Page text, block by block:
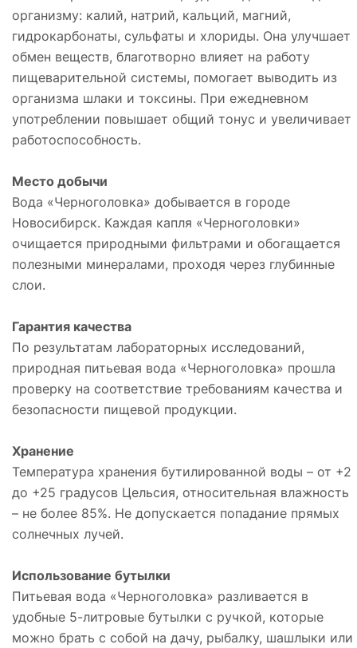
организму: калий, натрий, кальций, магний,
гидрокарбонаты, сульфаты и хлориды. Она улучшает
обмен веществ, благотворно влияет на работу
пищеварительной системы, помогает выводить из
организма шлаки и токсины. При ежедневном
употреблении повышает общий тонус и увеличивает
работоспособность.
Место добычи
Вода «Черноголовка» добывается в городе
Новосибирск. Каждая капля «Черноголовки»
очищается природными фильтрами и обогащается
полезными минералами, проходя через глубинные
слои.
Гарантия качества
По результатам лабораторных исследований,
природная питьевая вода «Черноголовка» прошла
проверку на соответствие требованиям качества и
безопасности пищевой продукции.
Хранение
Температура хранения бутилированной воды – от +2
до +25 градусов Цельсия, относительная влажность
– не более 85%. Не допускается попадание прямых
солнечных лучей.
Использование бутылки
Питьевая вода «Черноголовка» разливается в
удобные 5-литровые бутылки с ручкой, которые
можно брать с собой на дачу, рыбалку, шашлыки или